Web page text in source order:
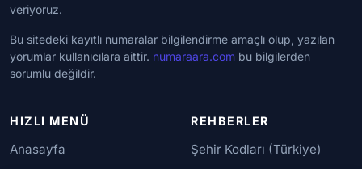
veriyoruz.
Bu sitedeki kayıtlı numaralar bilgilendirme amaçlı olup, yazılan
yorumlar kullanıcılara aittir. numaraara.com bu bilgilerden
sorumlu değildir.
HIZLI MENÜ
Anasayfa
REHBERLER
Şehir Kodları (Türkiye)